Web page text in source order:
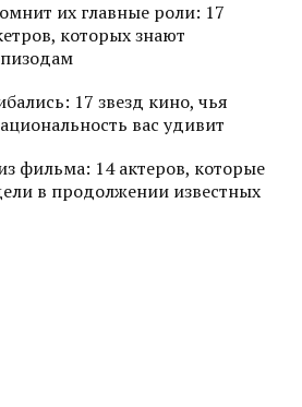
их главные роли: 17
которых знают
17 звезд кино, чья
вас удивит
фильма: 14 актеров, которые
в продолжении известных